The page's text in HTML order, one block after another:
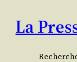
contenu
La